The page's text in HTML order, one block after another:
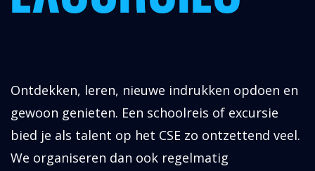
Ontdekken, leren, nieuwe indrukken opdoen en
gewoon genieten. Een schoolreis of excursie
bied je als talent op het CSE zo ontzettend veel.
We organiseren dan ook regelmatig